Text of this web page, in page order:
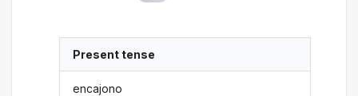
Present tense
encajono